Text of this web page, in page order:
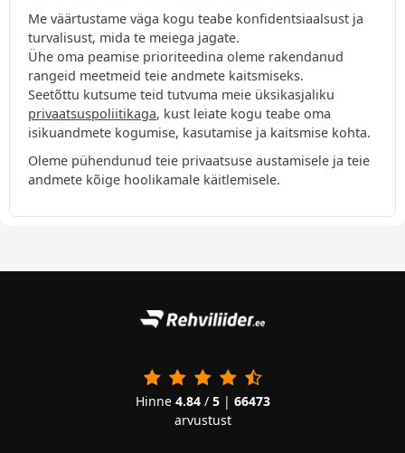
Me väärtustame väga kogu teabe konfidentsiaalsust ja
turvalisust, mida te meiega jagate.
Ühe oma peamise prioriteedina oleme rakendanud
rangeid meetmeid teie andmete kaitsmiseks.
Seetõttu kutsume teid tutvuma meie üksikasjaliku
privaatsuspoliitikaga, kust leiate kogu teabe oma
isikuandmete kogumise, kasutamise ja kaitsmise kohta.
Oleme pühendunud teie privaatsuse austamisele ja teie
andmete kõige hoolikamale käitlemisele.
Hinne 4.84/ 5| 66473
arvustust